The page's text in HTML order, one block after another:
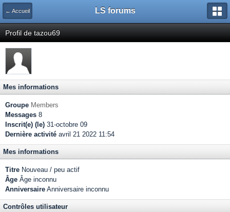
← Accueil LS forums
Profil de tazou69
Mes informations
Groupe Members
Messages 8
Inscrit(e) (le) 31-octobre 09
Dernière activité avril 21 2022 11:54
Mes informations
Titre Nouveau / peu actif
Âge Âge inconnu
Anniversaire Anniversaire inconnu
Contrôles utilisateur